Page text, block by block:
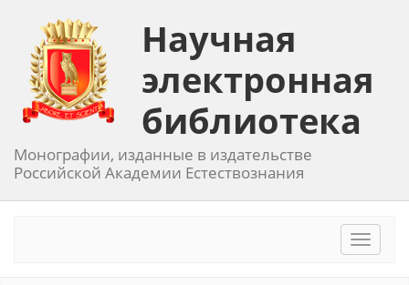
Научная
электронная
библиотека
Монографии, изданные в издательстве
Российской Академии Естествознания
Toggle